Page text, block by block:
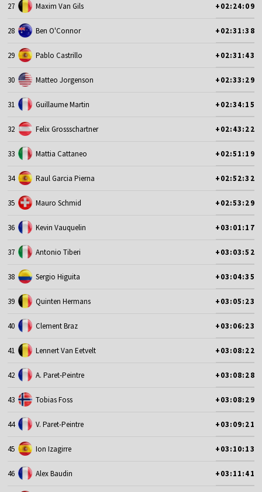
27 Maxim Van Gils +02:24:09
28 Ben O'Connor +02:31:38
29 Pablo Castrillo +02:31:43
30 Matteo Jorgenson +02:33:29
31 Guillaume Martin +02:34:15
32 Felix Grossschartner +02:43:22
33 Mattia Cattaneo +02:51:19
34 Raul Garcia Pierna +02:52:32
35 Mauro Schmid +02:53:29
36 Kevin Vauquelin +03:01:17
37 Antonio Tiberi +03:03:52
38 Sergio Higuita +03:04:35
39 Quinten Hermans +03:05:23
40 Clement Braz +03:06:23
41 Lennert Van Eetvelt +03:08:22
42 A. Paret-Peintre +03:08:28
43 Tobias Foss +03:08:29
44 V. Paret-Peintre +03:09:21
45 Ion Izagirre +03:10:13
46 Alex Baudin +03:11:41